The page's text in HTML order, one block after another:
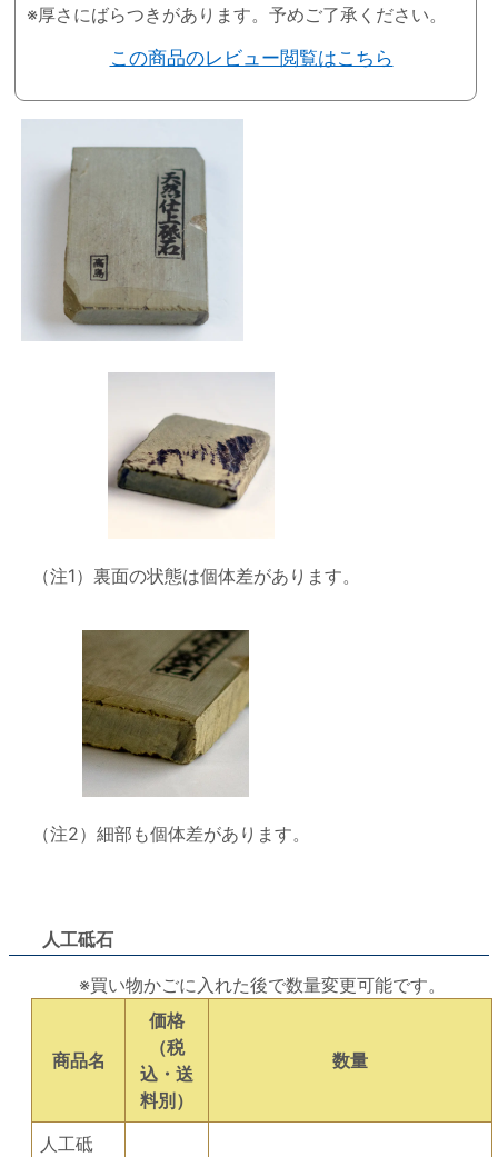
※厚さにばらつきがあります。予めご了承ください。
この商品のレビュー閲覧はこちら
（注1）裏面の状態は個体差があります。
（注2）細部も個体差があります。
人工砥石
※買い物かごに入れた後で数量変更可能です。
商品名
価格
（税
込・送
料別）
数量
人工砥